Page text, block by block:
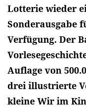
Lotterie wieder
Sonderausgabe
Verfügung. Der
Auflage von
drei illustrierte
kleine Wir im